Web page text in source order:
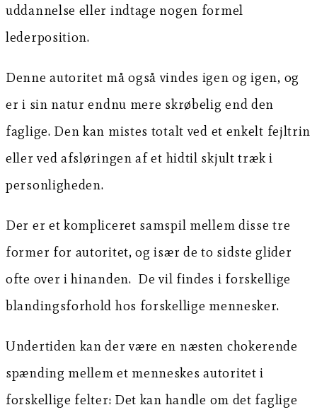
uddannelse eller indtage nogen formel
lederposition.
Denne autoritet må også vindes igen og igen, og
er i sin natur endnu mere skrøbelig end den
faglige. Den kan mistes totalt ved et enkelt fejltrin
eller ved afsløringen af et hidtil skjult træk i
personligheden.
Der er et kompliceret samspil mellem disse tre
former for autoritet, og især de to sidste glider
ofte over i hinanden. De vil findes i forskellige
blandingsforhold hos forskellige mennesker.
Undertiden kan der være en næsten chokerende
spænding mellem et menneskes autoritet i
forskellige felter: Det kan handle om det faglige